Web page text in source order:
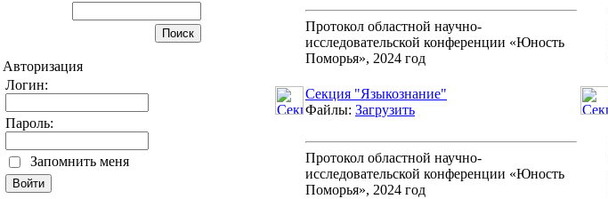
Авторизация
Логин:
Пароль:
Запомнить меня
Протокол областной научно-
исследовательской конференции «Юность
Поморья», 2024 год
Секция "Языкознание"
Файлы: Загрузить
Протокол областной научно-
исследовательской конференции «Юность
Поморья», 2024 год